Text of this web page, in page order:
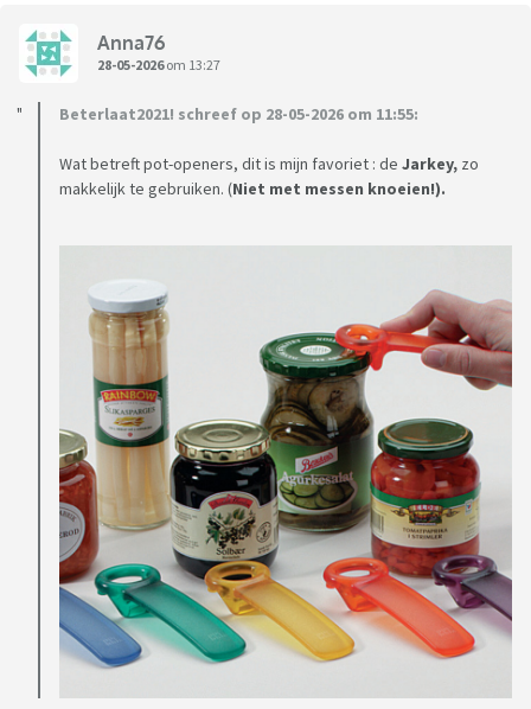
Anna76
28-05-2026om 13:27
Beterlaat2021! schreef op 28-05-2026 om 11:55:
Wat betreft pot-openers, dit is mijn favoriet : de Jarkey, zo
makkelijk te gebruiken. (Niet met messen knoeien!).